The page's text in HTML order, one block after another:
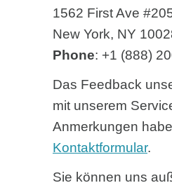
1562 First Ave
New York, NY
Phone: +1 (888)
Das Feedback
mit unserem
Anmerkungen
Kontaktformular.
Sie können uns